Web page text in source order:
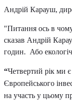
Андрій Карауш,
"Питання ось в
сказав Андрій
годин. Або
“Четвертий рік ми
Європейського
на участь у цьому